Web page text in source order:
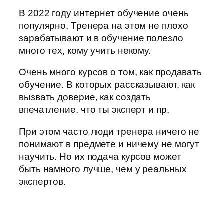
В 2022 году интернет обучение очень
популярно. Тренера на этом не плохо
зарабатывают и в обучение полезло
много тех, кому учить некому.
Очень много курсов о том, как продавать
обучение. В которых рассказывают, как
вызвать доверие, как создать
впечатление, что ты эксперт и пр.
При этом часто люди тренера ничего не
понимают в предмете и ничему не могут
научить. Но их подача курсов может
быть намного лучше, чем у реальных
экспертов.